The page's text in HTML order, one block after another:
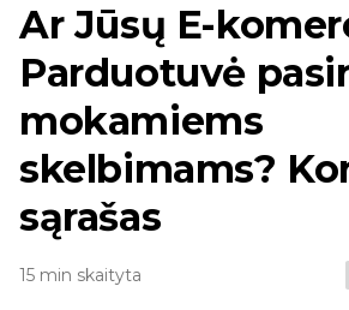
Ar Jūsų E-
Parduotuvė
mokamiems
skelbimams?
sąrašas
15 min skaityta